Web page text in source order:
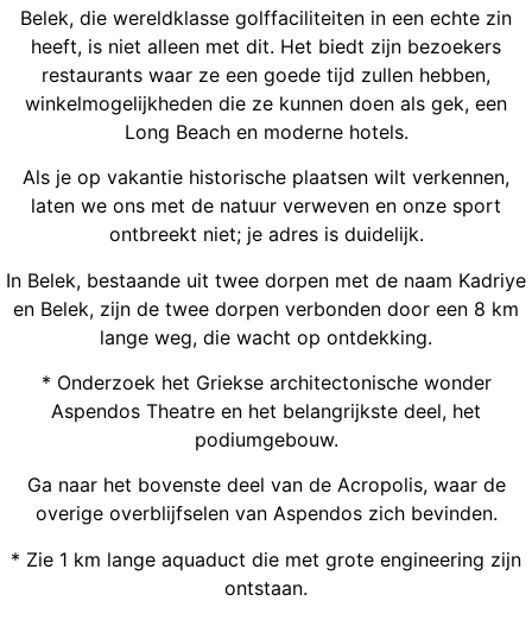
Belek, die wereldklasse golffaciliteiten in een echte zin
heeft, is niet alleen met dit. Het biedt zijn bezoekers
restaurants waar ze een goede tijd zullen hebben,
winkelmogelijkheden die ze kunnen doen als gek, een
Long Beach en moderne hotels.
Als je op vakantie historische plaatsen wilt verkennen,
laten we ons met de natuur verweven en onze sport
ontbreekt niet; je adres is duidelijk.
In Belek, bestaande uit twee dorpen met de naam Kadriye
en Belek, zijn de twee dorpen verbonden door een 8 km
lange weg, die wacht op ontdekking.
* Onderzoek het Griekse architectonische wonder
Aspendos Theatre en het belangrijkste deel, het
podiumgebouw.
Ga naar het bovenste deel van de Acropolis, waar de
overige overblijfselen van Aspendos zich bevinden.
* Zie 1 km lange aquaduct die met grote engineering zijn
ontstaan.